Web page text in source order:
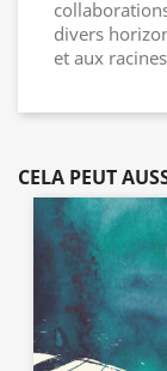
divers
et aux
CELA PEUT